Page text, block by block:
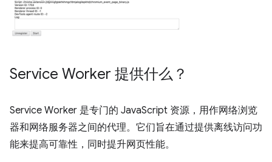
Service Worker 提供什么？
Service Worker 是专门的 JavaScript 资源，用作网络浏览
器和网络服务器之间的代理。它们旨在通过提供离线访问功
能来提高可靠性，同时提升网页性能。